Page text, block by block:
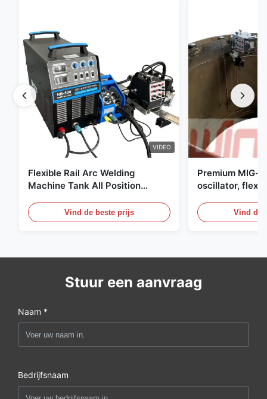
VIDEO
Flexible Rail Arc Welding
Machine Tank All Position
Vind de beste prijs
Premium MIG-
oscillator,
drukvatenVind de
Stuur een aanvraag
Naam *
Bedrijfsnaam